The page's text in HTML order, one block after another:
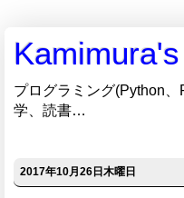
プログラミング(Python
学、読書…
2017年10月26日木曜日